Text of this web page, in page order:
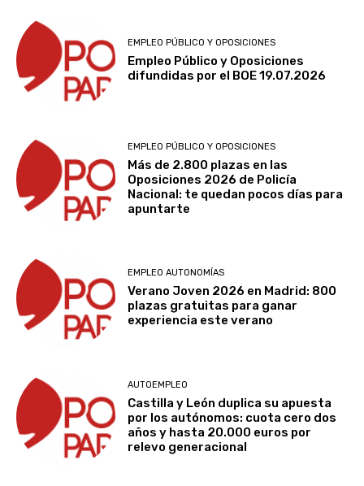
EMPLEO PÚBLICO Y OPOSICIONES
Empleo Público y Oposiciones
difundidas por el BOE 19.07.2026
EMPLEO PÚBLICO Y OPOSICIONES
Más de 2.800 plazas en las
Oposiciones 2026 de Policía
Nacional: te quedan pocos días para
apuntarte
EMPLEO AUTONOMÍAS
Verano Joven 2026 en Madrid: 800
plazas gratuitas para ganar
experiencia este verano
AUTOEMPLEO
Castilla y León duplica su apuesta
por los autónomos: cuota cero dos
años y hasta 20.000 euros por
relevo generacional